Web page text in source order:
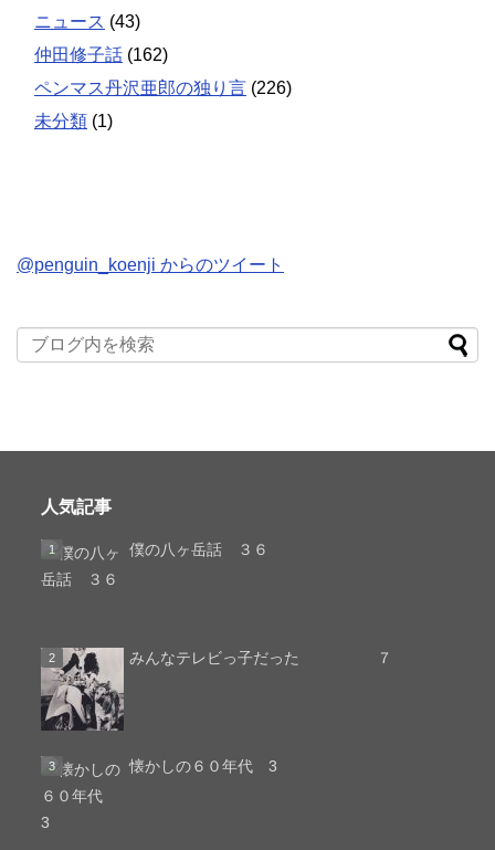
ニュース (43)
仲田修子話 (162)
ペンマス丹沢亜郎の独り言 (226)
未分類 (1)
@penguin_koenji からのツイート
人気記事
僕の八ヶ岳話 ３６
みんなテレビっ子だった ７
懐かしの６０年代 3